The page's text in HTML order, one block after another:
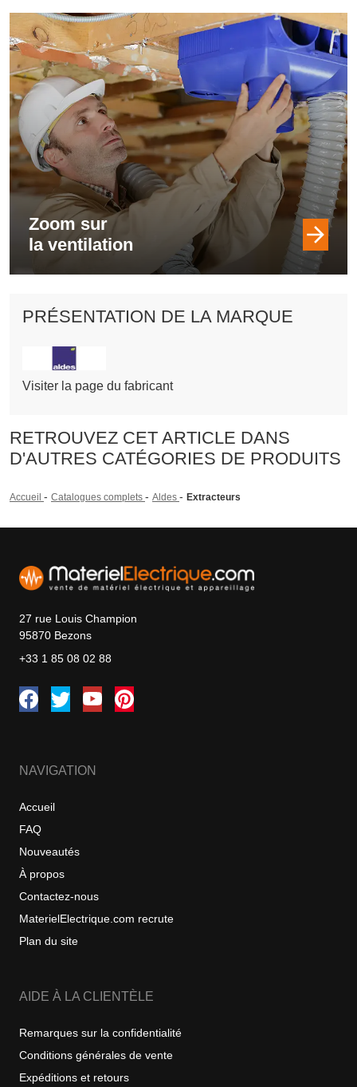
Zoom sur
la ventilation
PRÉSENTATION DE LA MARQUE
Visiter la page du fabricant
RETROUVEZ CET ARTICLE DANS
D'AUTRES CATÉGORIES DE PRODUITS
Accueil - Catalogues complets - Aldes - Extracteurs
27 rue Louis Champion
95870 Bezons
+33 1 85 08 02 88
NAVIGATION
Accueil
FAQ
Nouveautés
À propos
Contactez-nous
MaterielElectrique.com recrute
Plan du site
AIDE À LA CLIENTÈLE
Remarques sur la confidentialité
Conditions générales de vente
Expéditions et retours